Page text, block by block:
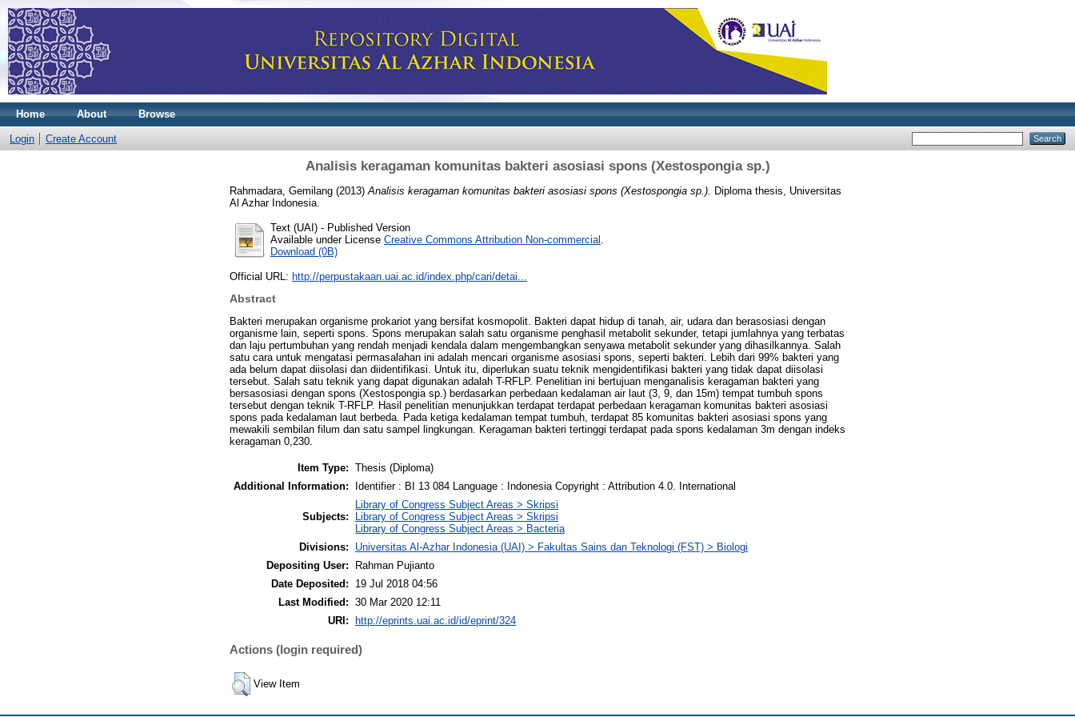
Home About Browse
Login Create Account
Analisis keragaman komunitas bakteri asosiasi spons (Xestospongia sp.)
Rahmadara, Gemilang (2013) Analisis keragaman komunitas bakteri asosiasi spons (Xestospongia sp.).
Diploma thesis, Universitas
Al Azhar Indonesia.
Text (UAI) - Published Version
Available under License Creative Commons Attribution Non-commercial
Download (0B)
Official URL: http://perpustakaan.uai.ac.id/index.php/cari/detai...
Abstract
Bakteri merupakan organisme prokariot yang bersifat kosmopolit. Bakteri dapat hidup di tanah, air, udara dan berasosiasi dengan
organisme lain, seperti spons. Spons merupakan salah satu organisme penghasil metabolit sekunder, tetapi jumlahnya yang terbatas
dan laju pertumbuhan yang rendah menjadi kendala dalam mengembangkan senyawa metabolit sekunder yang dihasilkannya. Salah
satu cara untuk mengatasi permasalahan ini adalah mencari organisme asosiasi spons, seperti bakteri. Lebih dari 99% bakteri yang
ada belum dapat diisolasi dan diidentifikasi. Untuk itu, diperlukan suatu teknik mengidentifikasi bakteri yang tidak dapat diisolasi
tersebut. Salah satu teknik yang dapat digunakan adalah T-RFLP. Penelitian ini bertujuan menganalisis keragaman bakteri yang
bersasosiasi dengan spons (Xestospongia sp.) berdasarkan perbedaan kedalaman air laut (3, 9, dan 15m) tempat tumbuh spons
tersebut dengan teknik T-RFLP. Hasil penelitian menunjukkan terdapat terdapat perbedaan keragaman komunitas bakteri asosiasi
spons pada kedalaman laut berbeda. Pada ketiga kedalaman tempat tumbuh, terdapat 85 komunitas bakteri asosiasi spons yang
mewakili sembilan filum dan satu sampel lingkungan. Keragaman bakteri tertinggi terdapat pada spons kedalaman 3m dengan indeks
keragaman 0,230.
Item Type: Thesis (Diploma)
Additional Information:
Identifier : BI 13 084 Language : Indonesia Copyright : Attribution 4.0. International
Subjects:
Library of Congress Subject Areas > Skripsi
Library of Congress Subject Areas > Skripsi
Library of Congress Subject Areas > Bacteria
Divisions:
Universitas Al-Azhar Indonesia (UAI) > Fakultas Sains dan Teknologi (FST) > Biologi
Depositing User:
Rahman Pujianto
Date Deposited:
19 Jul 2018 04:56
Last Modified: 30 Mar 2020 12:11
URI:
http://eprints.uai.ac.id/id/eprint/324
Actions (login required)
View Item